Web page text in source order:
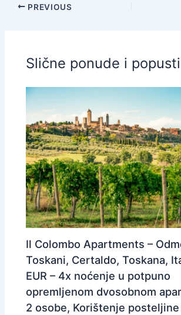
PREVIOUS
Slične ponude i popusti
Il Colombo Apartments –
Toskani, Certaldo, Toskana,
EUR – 4x noćenje u potpuno
opremljenom dvosobnom
2 osobe, Korištenje